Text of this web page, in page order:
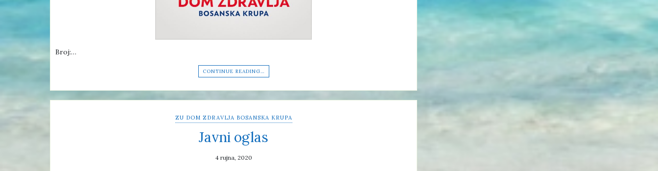
Broj:…
CONTINUE READING…
ZU DOM ZDRAVLJA BOSANSKA KRUPA
Javni oglas
4 rujna, 2020